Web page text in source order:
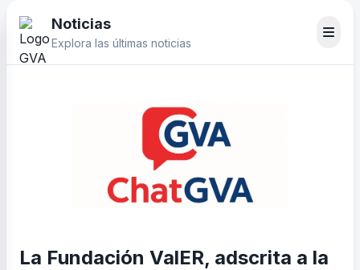
Noticias
Explora las últimas noticias
La Fundación ValER, adscrita a la